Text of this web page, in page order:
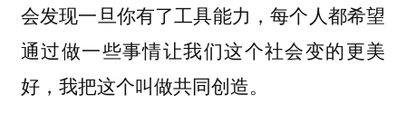
会发现一旦你有了工具能力，每个人都希望
通过做一些事情让我们这个社会变的更美
好，我把这个叫做共同创造。